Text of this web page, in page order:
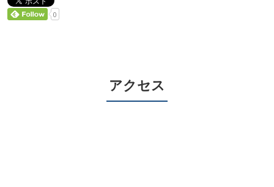
0
アクセス